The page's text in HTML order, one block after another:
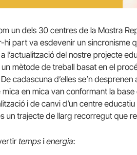
un dels 30 centres de la Mostra
hi part va esdevenir un sincronisme
l’actualització del nostre projecte
mètode de treball basat en el
cadascuna d’elles se’n
en mica van conformant la
i de canvi d’un centre
un trajecte de llarg recorregut que
temps i energia: